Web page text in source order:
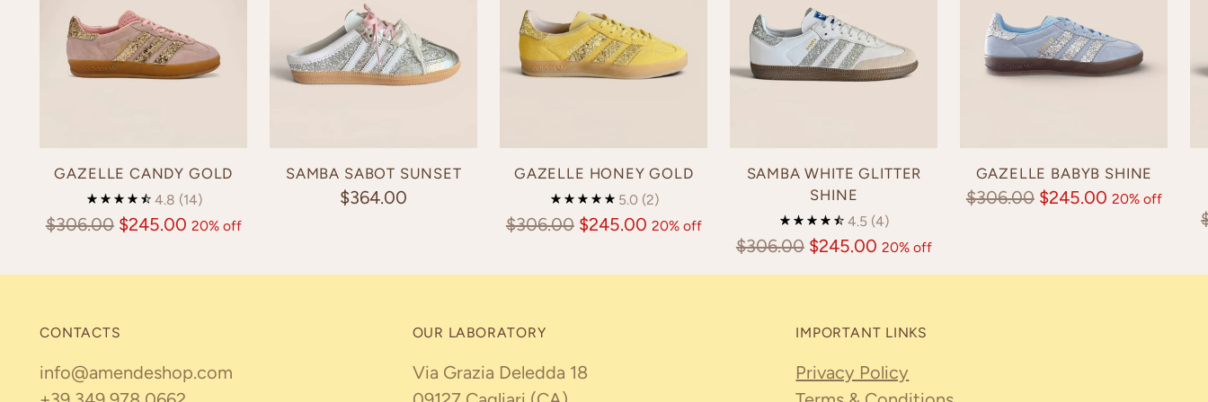
GAZELLE CANDY GOLD
4.8 (14)
Regular
$306.00 $245.00 20% off
SAMBA SABOT SUNSET
$364.00
GAZELLE HONEY GOLD
5.0 (2)
Regular
$306.00 $245.00 20% off
SAMBA WHITE GLITTER
SHINE
4.5 (4)
Regular
price
$306.00 $245.00 20% off
GAZELLE BABYB SHINE
Regular
$306.00 $245.00 20% off
CONTACTS
info@amendeshop.com
OUR LABORATORY
Via Grazia Deledda 18
IMPORTANT LINKS
Privacy Policy